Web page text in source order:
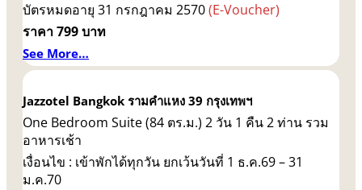
บัตรหมดอายุ 31 กรกฎาคม 2570(E-Voucher)
ราคา 799 บาท
See More…
Jazzotel Bangkok รามคำแหง 39 กรุงเทพฯ
One Bedroom Suite (84 ตร.ม.) 2 วัน 1 คืน 2 ท่าน รวม
อาหารเช้า
เงื่อนไข : เข้าพักได้ทุกวัน ยกเว้นวันที่ 1 ธ.ค.69 – 31
ม.ค.70